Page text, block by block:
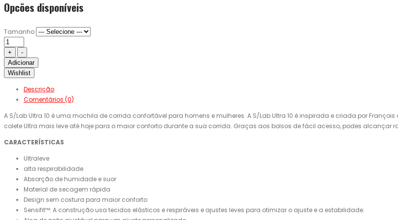
Opcões disponíveis
Tamanho
Adicionar
Wishlist
Descrição
Comentários (0)
A S/Lab Ultra 10 é uma mochila de corrida confortável para homens e mulheres. A S/Lab Ultra 10 é inspirada e criada por
colete Ultra mais leve até hoje para o maior conforto durante a sua corrida. Graças aos bolsos de fácil acesso, podes alcançar
CARACTERÍSTICAS
Ultraleve
alta respirabilidade
Absorção de humidade e suor
Material de secagem rápida
Design sem costura para maior conforto
Sensifit™: A construção usa tecidos elásticos e respiráveis e ajustes leves para otimizar o ajuste e a estabilidade.